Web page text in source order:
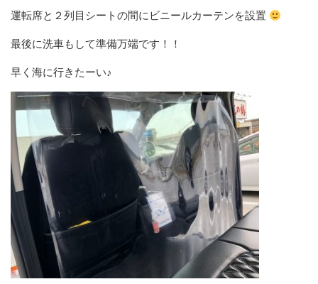
運転席と２列目シートの間にビニールカーテンを設置
最後に洗車もして準備万端です！！
早く海に行きたーい♪